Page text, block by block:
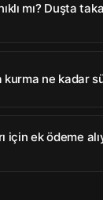
mı? Duşta
kurma ne kadar
için ek ödeme